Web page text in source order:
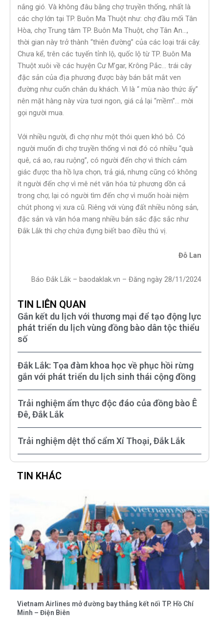
nắng gió. Và không đâu bằng chợ truyền thống, nhất là
các chợ lớn tại TP. Buôn Ma Thuột như: chợ đầu mối Tân
Hòa, chợ Trung tâm TP. Buôn Ma Thuột, chợ Tân An…,
thời gian này trở thành “thiên đường” của các loại trái cây.
Chưa kể, trên các tuyến tỉnh lộ, quốc lộ từ TP. Buôn Ma
Thuột xuôi về các huyện Cư M’gar, Krông Pắc… trái cây
đặc sản của địa phương được bày bán bắt mắt ven
đường như cuốn chân du khách. Vì là “ mùa nào thức ấy”
nên mặt hàng này vừa tươi ngon, giá cả lại “mềm”… mời
gọi người mua.
Với nhiều người, đi chợ như một thói quen khó bỏ. Có
người muốn đi chợ truyền thống vì nơi đó có nhiều “quà
quê, cá ao, rau ruộng”, có người đến chợ vì thích cảm
giác được tha hồ lựa chọn, trả giá, nhưng cũng có không
ít người đến chợ vì mê nét văn hóa tứ phương dồn cả
trong chợ, lại có người tìm đến chợ vì muốn hoài niệm
chút phong vị xưa cũ. Riêng với vùng đất nhiều nông sản,
đặc sản và văn hóa mang nhiều bản sắc đặc sắc như
Đắk Lắk thì chợ chứa đựng biết bao điều thú vị.
Đỗ Lan
Báo Đắk Lắk – baodaklak.vn – Đăng ngày 28/11/2024
TIN LIÊN QUAN
Gắn kết du lịch với thương mại để tạo động lực
phát triển du lịch vùng đồng bào dân tộc thiểu
số
Đắk Lắk: Tọa đàm khoa học về phục hồi rừng
gắn với phát triển du lịch sinh thái cộng đồng
Trải nghiệm ẩm thực độc đáo của đồng bào Ê
Đê, Đắk Lắk
Trải nghiệm dệt thổ cẩm Xí Thoại, Đắk Lắk
TIN KHÁC
Vietnam Airlines mở đường bay thẳng kết nối TP. Hồ Chí
Minh – Điện Biên